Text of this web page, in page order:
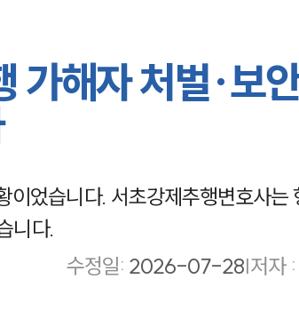
가해자 처벌·보
었습니다. 서초강제추행변호사는
니다.
수정일: 2026-07-28|저자 :